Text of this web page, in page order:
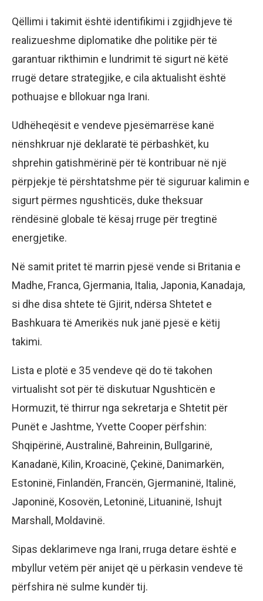
Qëllimi i takimit është identifikimi i zgjidhjeve të
realizueshme diplomatike dhe politike për të
garantuar rikthimin e lundrimit të sigurt në këtë
rrugë detare strategjike, e cila aktualisht është
pothuajse e bllokuar nga Irani.
Udhëheqësit e vendeve pjesëmarrëse kanë
nënshkruar një deklaratë të përbashkët, ku
shprehin gatishmërinë për të kontribuar në një
përpjekje të përshtatshme për të siguruar kalimin e
sigurt përmes ngushticës, duke theksuar
rëndësinë globale të kësaj rruge për tregtinë
energjetike.
Në samit pritet të marrin pjesë vende si Britania e
Madhe, Franca, Gjermania, Italia, Japonia, Kanadaja,
si dhe disa shtete të Gjirit, ndërsa Shtetet e
Bashkuara të Amerikës nuk janë pjesë e këtij
takimi.
Lista e plotë e 35 vendeve që do të takohen
virtualisht sot për të diskutuar Ngushticën e
Hormuzit, të thirrur nga sekretarja e Shtetit për
Punët e Jashtme, Yvette Cooper përfshin:
Shqipërinë, Australinë, Bahreinin, Bullgarinë,
Kanadanë, Kilin, Kroacinë, Çekinë, Danimarkën,
Estoninë, Finlandën, Francën, Gjermaninë, Italinë,
Japoninë, Kosovën, Letoninë, Lituaninë, Ishujt
Marshall, Moldavinë.
Sipas deklarimeve nga Irani, rruga detare është e
mbyllur vetëm për anijet që u përkasin vendeve të
përfshira në sulme kundër tij.